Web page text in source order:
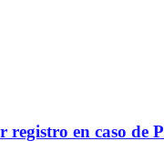
en caso de